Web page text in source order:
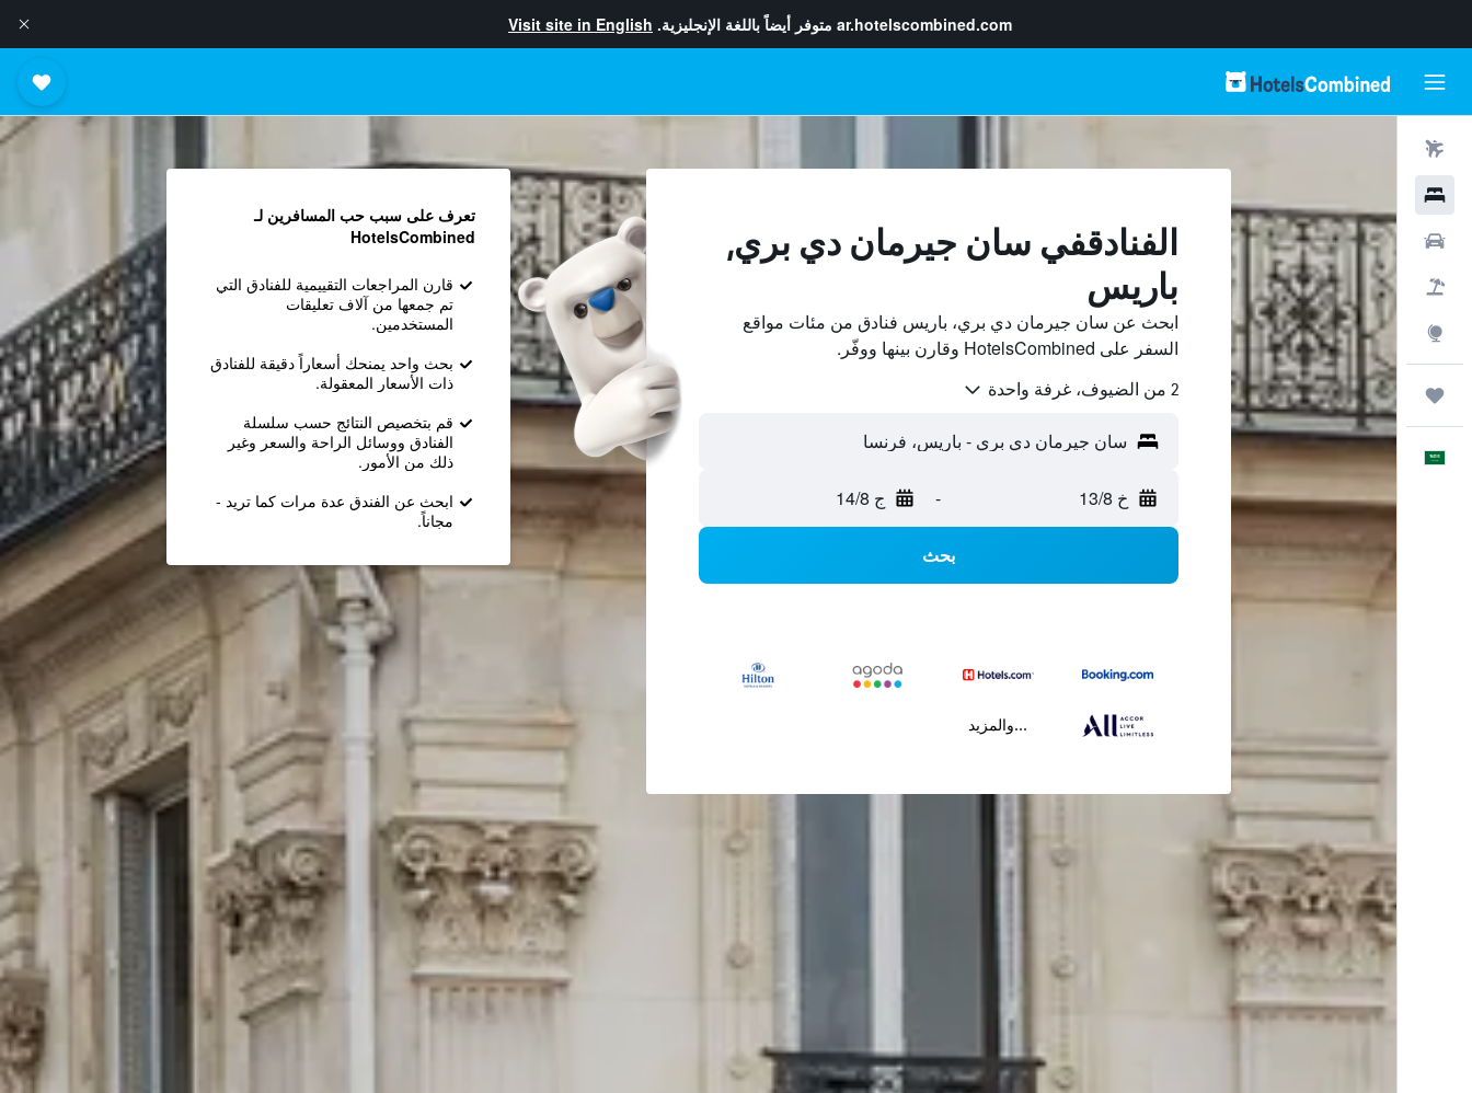
ar.hotelscombined.com متوفر أيضاً باللغة الإنجليزية. Visit site in English
سيارات
حزم العروض
استكشاف
رحلات
العَرَبِيَّة
الفنادقفي سان جيرمان دي بري,
باريس
ابحث عن سان جيرمان دي بري، باريس فنادق من مئات مواقع
السفر على HotelsCombined وقارن بينها ووفّر.
2 من الضيوف، غرفة واحدة
خ 13/8 - ج 14/8
بحث
...والمزيد
تعرف على سبب حب المسافرين لـ
HotelsCombined
قارن المراجعات التقييمية للفنادق التي
تم جمعها من آلاف تعليقات
المستخدمين.
بحث واحد يمنحك أسعاراً دقيقة للفنادق
ذات الأسعار المعقولة.
قم بتخصيص النتائج حسب سلسلة
الفنادق ووسائل الراحة والسعر وغير
ذلك من الأمور.
ابحث عن الفندق عدة مرات كما تريد -
مجاناً.